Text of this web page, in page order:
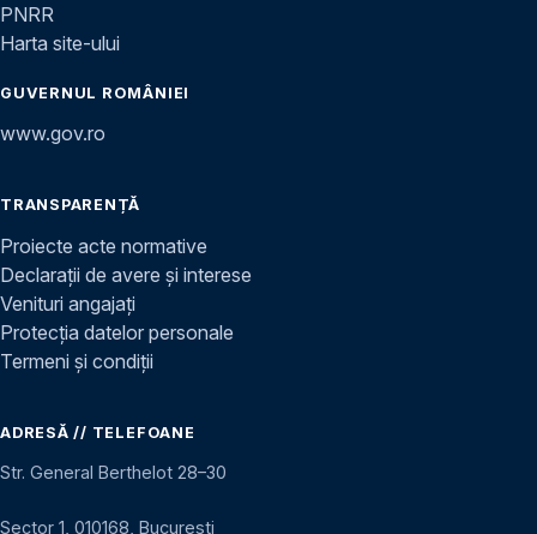
PNRR
Harta site-ului
GUVERNUL ROMÂNIEI
www.gov.ro
TRANSPARENȚĂ
Proiecte acte normative
Declarații de avere și interese
Venituri angajați
Protecția datelor personale
Termeni și condiții
ADRESĂ // TELEFOANE
Str. General Berthelot 28–30
Sector 1, 010168, București